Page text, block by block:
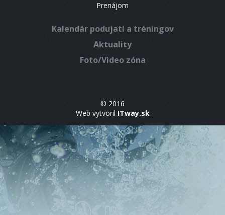
Prenájom
Kalendár podujatí a tréningov
Aktuality
Foto/Video zóna
© 2016
Web vytvoril ITway.sk